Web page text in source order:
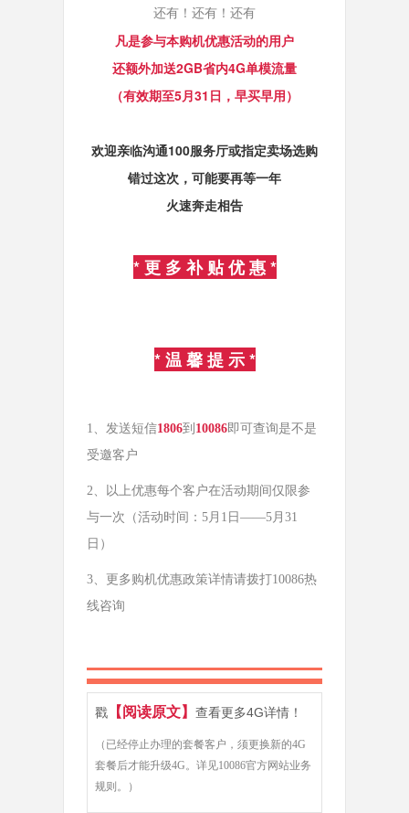
还有！还有！还有
凡是参与本购机优惠活动的用户
还额外加送2GB省内4G单模流量
（有效期至5月31日，早买早用）
欢迎亲临沟通100服务厅或指定卖场选购
错过这次，可能要再等一年
火速奔走相告
* 更 多 补 贴 优 惠 *
* 温 馨 提 示 *
1、发送短信1806到 10086即可查询是不是
受邀客户
2、以上优惠每个客户在活动期间仅限参
与一次（活动时间：5月1日——5月31
日）
3、更多购机优惠政策详情请拨打10086热
线咨询
戳【阅读原文】 查看更多4G详情！
（已经停止办理的套餐客户，须更换新的4G
套餐后才能升级4G。详见10086官方网站业务
规则。）